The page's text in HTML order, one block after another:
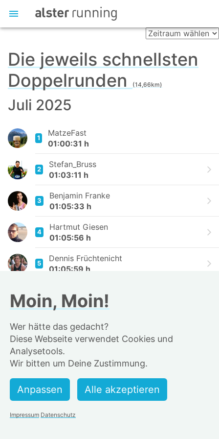
Die jeweils schnellsten
Doppelrunden
(14,66km)
Juli 2025
1
MatzeFast
01:00:31 h
2
Stefan_Bruss
01:03:11 h
3
Benjamin Franke
01:05:33 h
4
Hartmut Giesen
01:05:56 h
5
Dennis Früchtenicht
01:05:59 h
6
01:06:08 h
7
Marius Borchert 🦭
01:06:33 h
8
N_i_l_s
01:06:53 h
9
01:06:55 h
10
Vladislav Balde
Moin, Moin!
Wer hätte das gedacht?
Diese Webseite verwendet Cookies und
Analysetools.
Wir bitten um Deine Zustimmung.
Impressum Datenschutz